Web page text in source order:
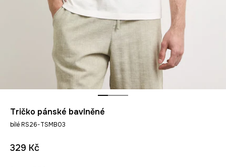
Tričko pánské bavlněné
bílé RS26-TSMB03
329 Kč